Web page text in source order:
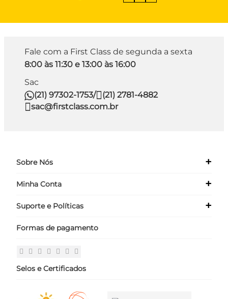
Fale com a First Class de segunda a sexta
8:00 às 11:30 e 13:00 às 16:00
Sac
(21) 97302-1753/
(21) 2781-4882
sac@firstclass.com.br
Sobre Nós +
Quem Somos
Minha Conta +
Meus Dados
Suporte e Políticas +
Políticas
Fale Conosco
Formas de pagamento
Selos e Certificados